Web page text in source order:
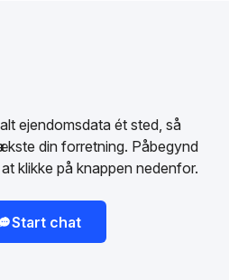
ejendomsdata ét sted, så
din forretning. Påbegynd
klikke på knappen nedenfor.
Start chat